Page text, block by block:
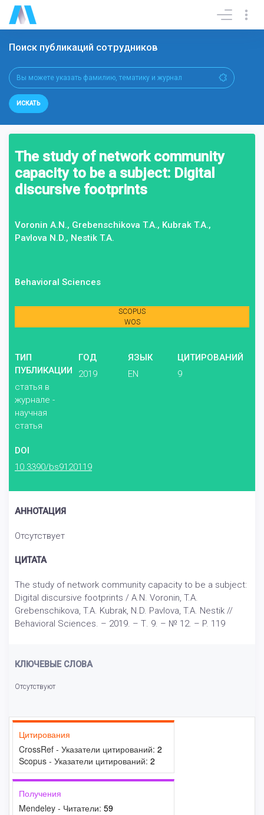
Поиск публикаций сотрудников
ИСКАТЬ
The study of network community
capacity to be a subject: Digital
discursive footprints
Voronin A.N., Grebenschikova T.A., Kubrak T.A.,
Pavlova N.D., Nestik T.A.
Behavioral Sciences
SCOPUS
WOS
ТИП
ПУБЛИКАЦИИ
статья в
журнале -
научная
статья
ГОД
2019
ЯЗЫК
EN
ЦИТИРОВАНИЙ
9
DOI
10.3390/bs9120119
АННОТАЦИЯ
Отсутствует
ЦИТАТА
The study of network community capacity to be a subject:
Digital discursive footprints / A.N. Voronin, T.A.
Grebenschikova, T.A. Kubrak, N.D. Pavlova, T.A. Nestik //
Behavioral Sciences. – 2019. – Т. 9. – № 12. – P. 119
КЛЮЧЕВЫЕ СЛОВА
Отсутствуют
Цитирования
CrossRef - Указатели цитирований: 2
Scopus - Указатели цитирований: 2
Получения
Mendeley - Читатели: 59